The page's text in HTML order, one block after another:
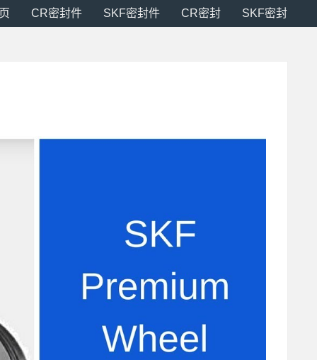
CR密封件 SKF密封件 CR密封 SKF密封